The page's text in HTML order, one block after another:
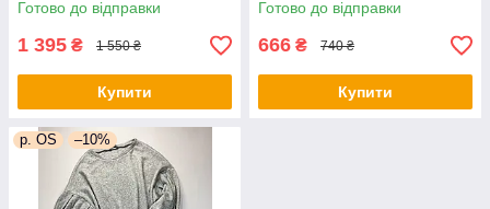
Готово до відправки
1 395 ₴ 1 550 ₴
Купити
Готово до відправки
666 ₴ 740 ₴
Купити
р. OS –10%